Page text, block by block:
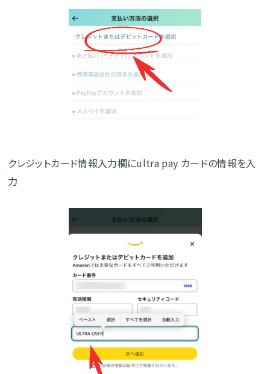
クレジットカード情報入力欄にultra pay カードの情報を入
力